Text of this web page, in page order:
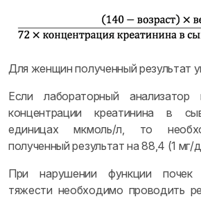
Для женщин полученный результат
Если лабораторный анализатор
концентрации креатинина в
единицах мкмоль/л, то
полученный результат на 88,4 (1
При нарушении функции почек
тяжести необходимо проводить